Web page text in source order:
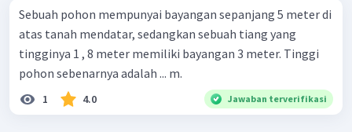
Sebuah pohon mempunyai bayangan sepanjang 5 meter di
atas tanah mendatar, sedangkan sebuah tiang yang
tingginya 1 , 8 meter memiliki bayangan 3 meter. Tinggi
pohon sebenarnya adalah ... m.
1 4.0 Jawaban terverifikasi